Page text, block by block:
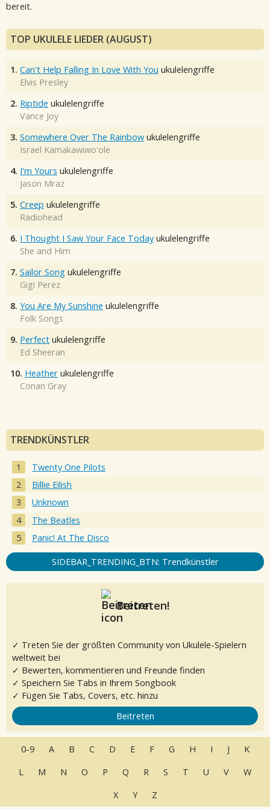
bereit.
TOP UKULELE LIEDER (AUGUST)
1. Can't Help Falling In Love With You ukulelengriffe
Elvis Presley
2. Riptide ukulelengriffe
Vance Joy
3. Somewhere Over The Rainbow ukulelengriffe
Israel Kamakawiwo'ole
4. I'm Yours ukulelengriffe
Jason Mraz
5. Creep ukulelengriffe
Radiohead
6. I Thought I Saw Your Face Today ukulelengriffe
She and Him
7. Sailor Song ukulelengriffe
Gigi Perez
8. You Are My Sunshine ukulelengriffe
Folk Songs
9. Perfect ukulelengriffe
Ed Sheeran
10. Heather ukulelengriffe
Conan Gray
TRENDKÜNSTLER
Twenty One Pilots
Billie Eilish
Unknown
The Beatles
Panic! At The Disco
SIDEBAR_TRENDING_BTN: Trendkünstler
Beitreten!
✓ Treten Sie der größten Community von Ukulele-Spielern
weltweit bei
✓ Bewerten, kommentieren und Freunde finden
✓ Speichern Sie Tabs in Ihrem Songbook
✓ Fügen Sie Tabs, Covers, etc. hinzu
Beitreten
0-9 A B C D E F G H I J
K
L
M N O P Q R S T U V
W
X
Y Z